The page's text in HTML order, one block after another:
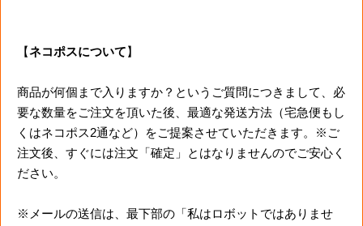
【ネコポスについて】
商品が何個まで入りますか？というご質問につきまして、必
要な数量をご注文を頂いた後、最適な発送方法（宅急便もし
くはネコポス2通など）をご提案させていただきます。※ご
注文後、すぐには注文「確定」とはなりませんのでご安心く
ださい。
※メールの送信は、最下部の「私はロボットではありませ